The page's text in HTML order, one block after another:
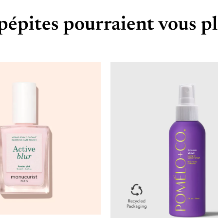
pourraient vous